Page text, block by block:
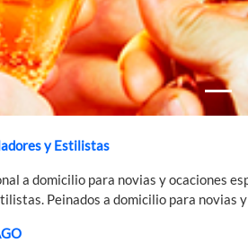
y Estilistas
a domicilio para novias y ocaciones
Peinados a domicilio para novias